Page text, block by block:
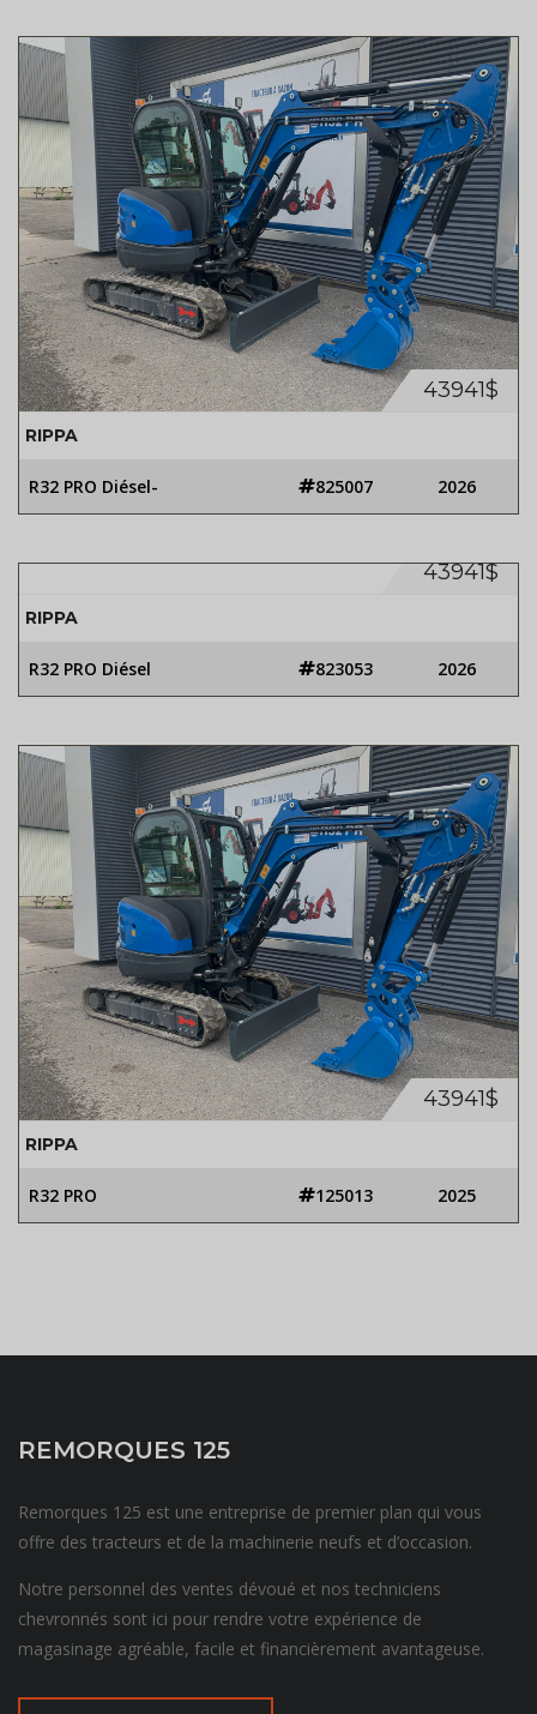
43941$
RIPPA
R32 PRO Diésel- 825007 2026
43941$
RIPPA
R32 PRO Diésel 823053 2026
43941$
RIPPA
R32 PRO 125013 2025
REMORQUES 125
Remorques 125 est une entreprise de premier plan qui vous
offre des tracteurs et de la machinerie neufs et d’occasion.
Notre personnel des ventes dévoué et nos techniciens
chevronnés sont ici pour rendre votre expérience de
magasinage agréable, facile et financièrement avantageuse.